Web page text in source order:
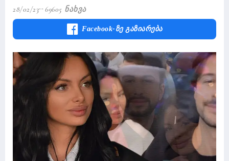
28/02/23 69605 Ნახვა
Facebook-Ზე Გაზიარება